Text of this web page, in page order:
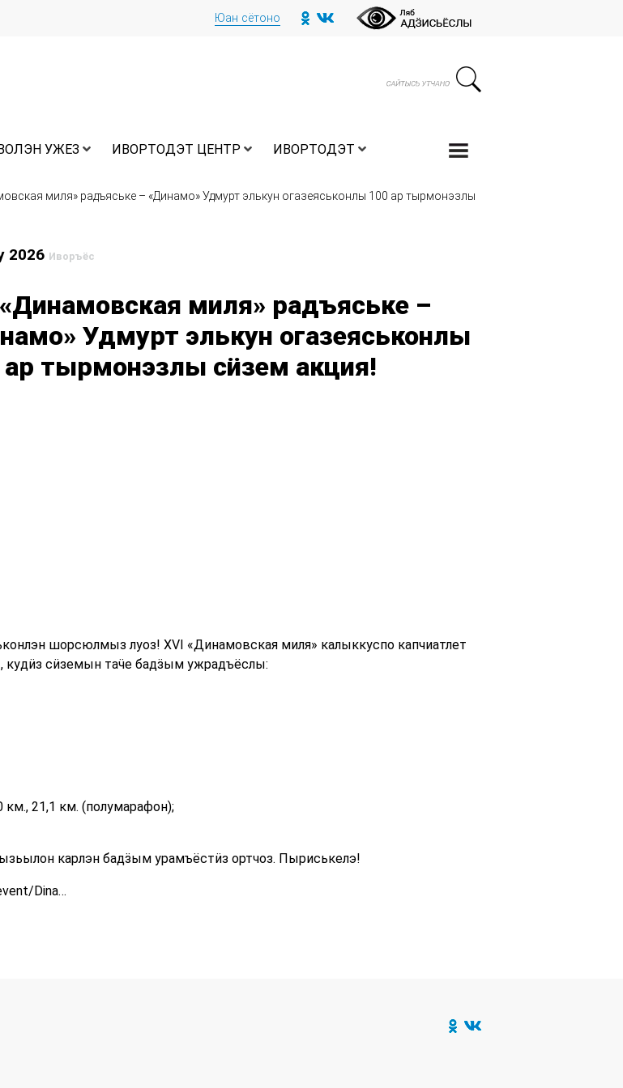
Юан сётоно
УЖЕЗ ИВОРТОДЭТ ЦЕНТР ИВОРТОДЭТ
миля» радъяське – «Динамо» Удмурт элькун огазеяськонлы 100 ар тырмонэзлы
2026 Иворъёс
миля» радъяське –
Удмурт элькун огазеяськонлы
ар тырмонэзлы сӥзем акция!
шорсюлмыз луоз! XVI «Динамовская миля» калыккуспо капчиатлет
кудӥз сӥземын таӵе бадӟым ужрадъёслы:
21,1 км. (полумарафон);
карлэн бадӟым урамъёстӥз ортчоз. Пыриськелэ!
Dina…